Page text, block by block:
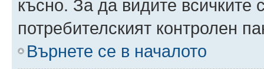
късно. За да видите всичките
потребителският контролен
Върнете се в началото